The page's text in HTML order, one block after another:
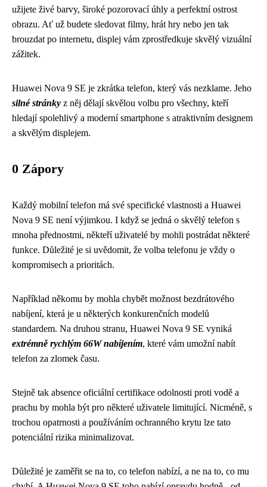
užijete živé barvy, široké pozorovací úhly a perfektní ostrost
obrazu. Ať už budete sledovat filmy, hrát hry nebo jen tak
brouzdat po internetu, displej vám zprostředkuje skvělý vizuální
zážitek.
Huawei Nova 9 SE je zkrátka telefon, který vás nezklame. Jeho
silné stránky z něj dělají skvělou volbu pro všechny, kteří
hledají spolehlivý a moderní smartphone s atraktivním designem
a skvělým displejem.
0 Zápory
Každý mobilní telefon má své specifické vlastnosti a Huawei
Nova 9 SE není výjimkou. I když se jedná o skvělý telefon s
mnoha přednostmi, někteří uživatelé by mohli postrádat některé
funkce. Důležité je si uvědomit, že volba telefonu je vždy o
kompromisech a prioritách.
Například někomu by mohla chybět možnost bezdrátového
nabíjení, která je u některých konkurenčních modelů
standardem. Na druhou stranu, Huawei Nova 9 SE vyniká
extrémně rychlým 66W nabíjením, které vám umožní nabít
telefon za zlomek času.
Stejně tak absence oficiální certifikace odolnosti proti vodě a
prachu by mohla být pro některé uživatele limitující. Nicméně, s
trochou opatrnosti a používáním ochranného krytu lze tato
potenciální rizika minimalizovat.
Důležité je zaměřit se na to, co telefon nabízí, a ne na to, co mu